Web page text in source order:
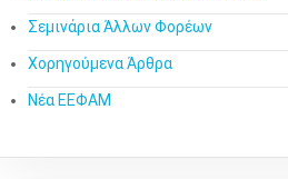
Σεμινάρια Άλλων Φορέων
Χορηγούμενα Άρθρα
Νέα ΕΕΦΑΜ